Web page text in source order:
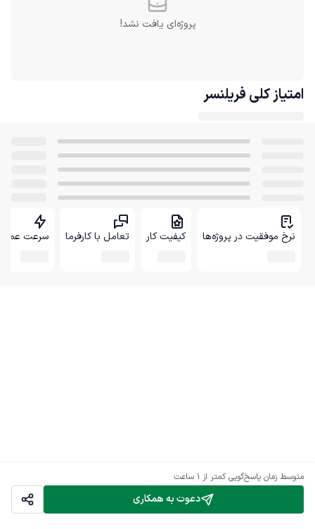
دعوت به همکاری
متوسط زمان پاسخ‌گویی کمتر از 1 ساعت
پروژه‌ای یافت نشد!
امتیاز کلی فریلنسر
نرخ موفقیت در پروژه‌ها کیفیت کار تعامل با کارفرما سرعت عمل